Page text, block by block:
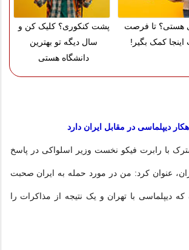
هستی؟ تا فرصت
کمک بگیر!
پشت کنکوری؟ کلیک کن و
سال دیگه تو بهترین
دانشگاه هستی
دیپلماسی در مقابل ایران دارد
با رابرت فیکو نخست وزیر اسلواکی در پاسخ
عنوان کرد: من در مورد حمله به ایران صحبت
دیپلماسی با تهران و یک نتیجه از مذاکرات را